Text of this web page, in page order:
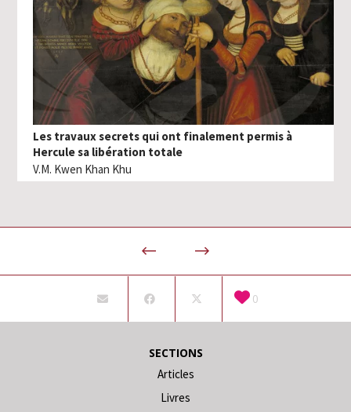
Les travaux secrets qui ont finalement permis à
Hercule sa libération totale
V.M. Kwen Khan Khu
0
SECTIONS
Articles
Livres